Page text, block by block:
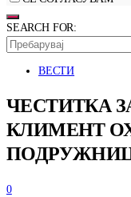
SEARCH FOR:
ВЕСТИ
ЧЕСТИТКА
КЛИМЕНТ
0